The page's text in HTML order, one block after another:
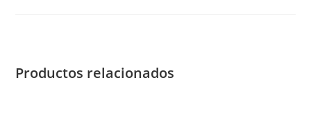
Productos relacionados